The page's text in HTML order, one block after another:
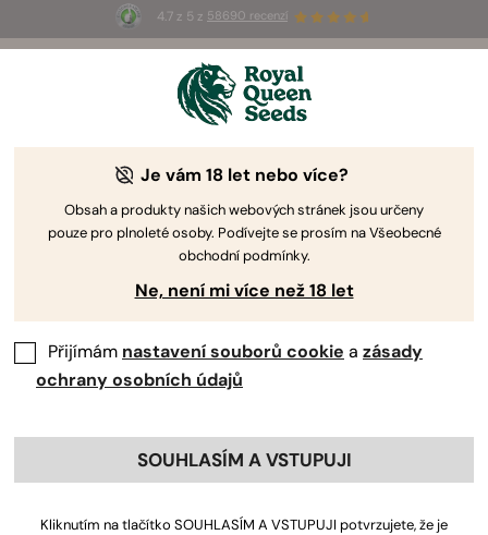
4.7 z 5 z 58690 recenzí
3 semínka White Widow Auto
Je vám 18 let nebo více?
Obsah a produkty našich webových stránek jsou určeny
pouze pro plnoleté osoby. Podívejte se prosím na Všeobecné
obchodní podmínky.
Ne, není mi více než 18 let
Přijímám nastavení souborů cookie a zásady
ochrany osobních údajů
SOUHLASÍM A VSTUPUJI
Kliknutím na tlačítko SOUHLASÍM A VSTUPUJI potvrzujete, že je